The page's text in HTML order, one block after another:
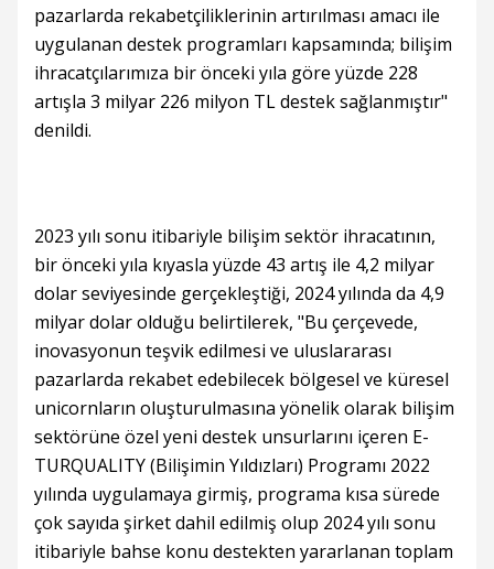
pazarlarda rekabetçiliklerinin artırılması amacı ile
uygulanan destek programları kapsamında; bilişim
ihracatçılarımıza bir önceki yıla göre yüzde 228
artışla 3 milyar 226 milyon TL destek sağlanmıştır"
denildi.
2023 yılı sonu itibariyle bilişim sektör ihracatının,
bir önceki yıla kıyasla yüzde 43 artış ile 4,2 milyar
dolar seviyesinde gerçekleştiği, 2024 yılında da 4,9
milyar dolar olduğu belirtilerek, "Bu çerçevede,
inovasyonun teşvik edilmesi ve uluslararası
pazarlarda rekabet edebilecek bölgesel ve küresel
unicornların oluşturulmasına yönelik olarak bilişim
sektörüne özel yeni destek unsurlarını içeren E-
TURQUALITY (Bilişimin Yıldızları) Programı 2022
yılında uygulamaya girmiş, programa kısa sürede
çok sayıda şirket dahil edilmiş olup 2024 yılı sonu
itibariyle bahse konu destekten yararlanan toplam